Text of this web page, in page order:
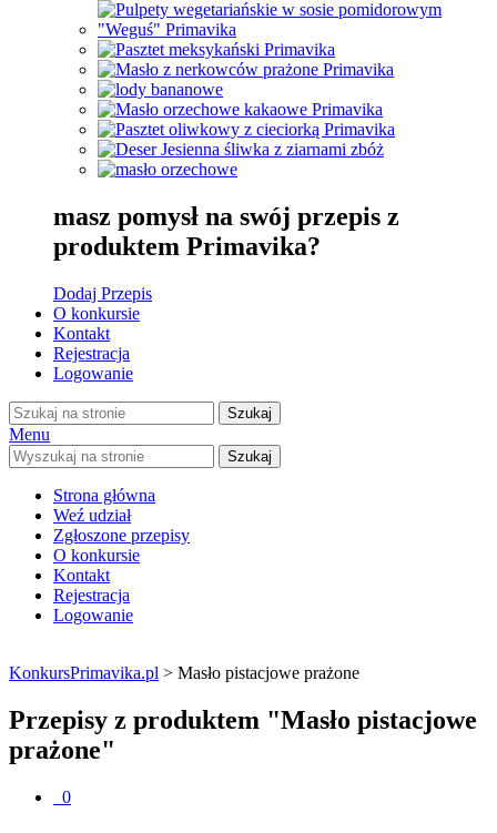
masz pomysł na swój przepis z
produktem Primavika?
Dodaj Przepis
O konkursie
Kontakt
Rejestracja
Logowanie
Szukaj
Menu
Szukaj
Strona główna
Weź udział
Zgłoszone przepisy
O konkursie
Kontakt
Rejestracja
Logowanie
KonkursPrimavika.pl > Masło pistacjowe prażone
Przepisy z produktem "Masło pistacjowe
prażone"
0